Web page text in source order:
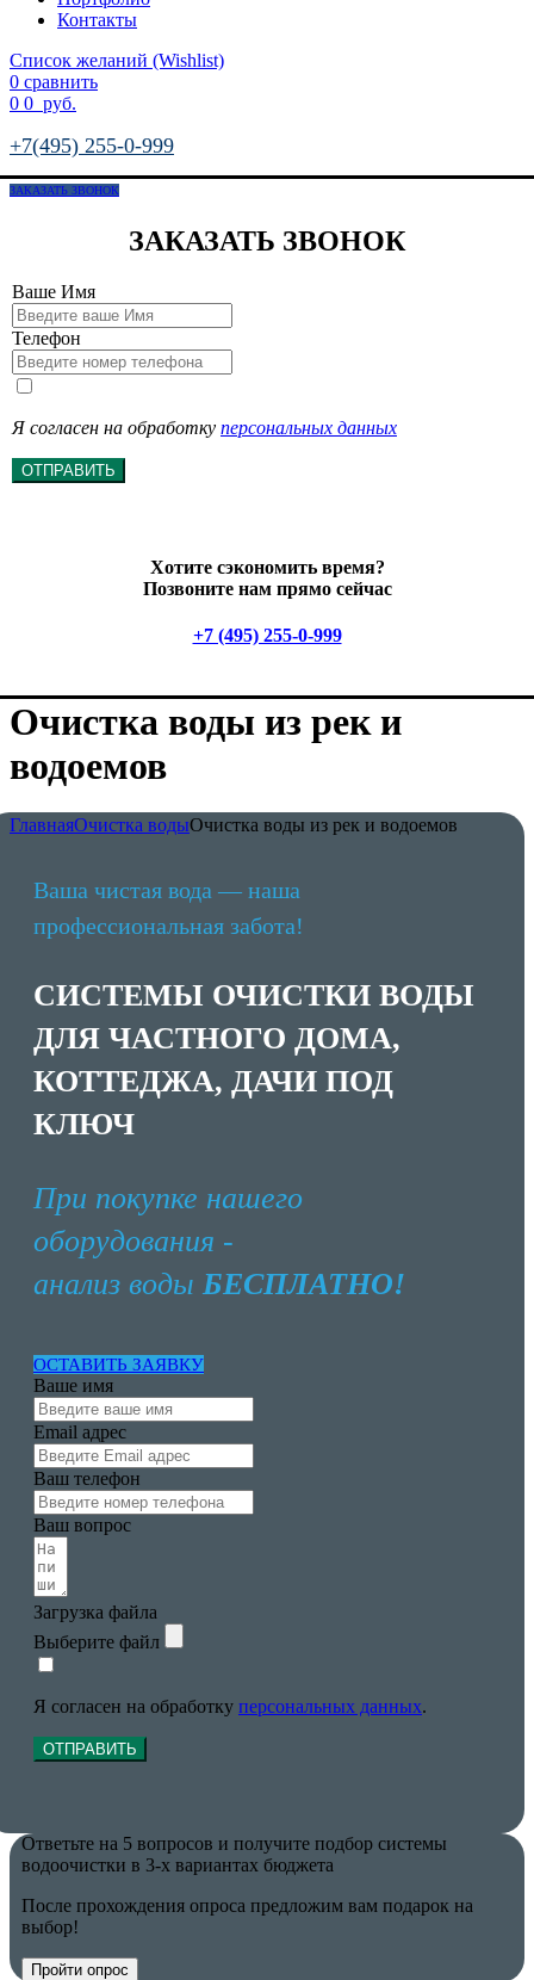
Контакты
Список желаний (Wishlist)
0 сравнить
0 0 руб.
+7(495) 255-0-999
ЗАКАЗАТЬ ЗВОНОК
ЗАКАЗАТЬ ЗВОНОК
Ваше Имя
Телефон
Я согласен на обработку персональных данных
ОТПРАВИТЬ
Хотите сэкономить время?
Позвоните нам прямо сейчас
+7 (495) 255-0-999
Очистка воды из рек и
водоемов
ГлавнаяОчистка водыОчистка воды из рек и водоемов
Ваша чистая вода — наша
профессиональная забота!
СИСТЕМЫ ОЧИСТКИ ВОДЫ
ДЛЯ ЧАСТНОГО ДОМА,
КОТТЕДЖА, ДАЧИ ПОД
КЛЮЧ
При покупке нашего
оборудования -
анализ воды БЕСПЛАТНО!
ОСТАВИТЬ ЗАЯВКУ
Ваше имя
Email адрес
Ваш телефон
Ваш вопрос
Загрузка файла
Выберите файл
Я согласен на обработку персональных данных.
ОТПРАВИТЬ
Ответьте на 5 вопросов и получите подбор системы
водоочистки в 3-х вариантах бюджета
После прохождения опроса предложим вам подарок на
выбор!
Пройти опрос